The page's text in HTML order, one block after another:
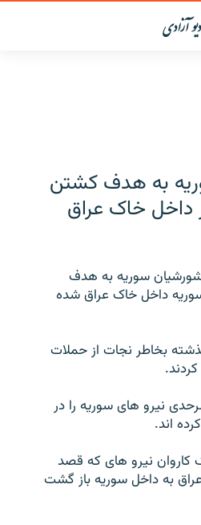
به هدف کشتن
داخل خاک عراق
سوریه به هدف
داخل خاک عراق شده
بخاطر نجات از حملات
نیرو های سوریه را در
اند.
کاروان نیرو های که قصد
عراق به داخل سوریه باز گشت